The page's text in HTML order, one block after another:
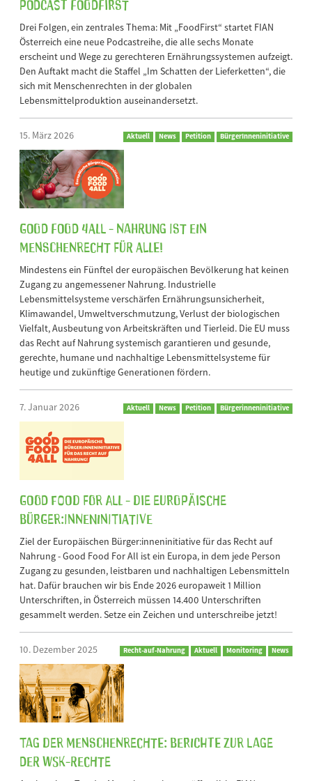
Drei Folgen, ein zentrales Thema: Mit „FoodFirst“ startet FIAN
Österreich eine neue Podcastreihe, die alle sechs Monate
erscheint und Wege zu gerechteren Ernährungssystemen aufzeigt.
Den Auftakt macht die Staffel „Im Schatten der Lieferketten“, die
sich mit Menschenrechten in der globalen
Lebensmittelproduktion auseinandersetzt.
15. März 2026 Aktuell News Petition BürgerInneninitiative
Good Food 4All - Nahrung ist ein
Menschenrecht für alle!
Mindestens ein Fünftel der europäischen Bevölkerung hat keinen
Zugang zu angemessener Nahrung. Industrielle
Lebensmittelsysteme verschärfen Ernährungsunsicherheit,
Klimawandel, Umweltverschmutzung, Verlust der biologischen
Vielfalt, Ausbeutung von Arbeitskräften und Tierleid. Die EU muss
das Recht auf Nahrung systemisch garantieren und gesunde,
gerechte, humane und nachhaltige Lebensmittelsysteme für
heutige und zukünftige Generationen fördern.
7. Januar 2026 Aktuell News Petition Bürgerinneninitiative
GOOD FOOD FOR ALL - Die Europäische
Bürger:inneninitiative
Ziel der Europäischen Bürger:inneninitiative für das Recht auf
Nahrung - Good Food For All ist ein Europa, in dem jede Person
Zugang zu gesunden, leistbaren und nachhaltigen Lebensmitteln
hat. Dafür brauchen wir bis Ende 2026 europaweit 1 Million
Unterschriften, in Österreich müssen 14.400 Unterschriften
gesammelt werden. Setze ein Zeichen und unterschreibe jetzt!
10. Dezember 2025 Recht-auf-Nahrung Aktuell Monitoring News
Tag der Menschenrechte: Berichte zur Lage
der WSK-Rechte